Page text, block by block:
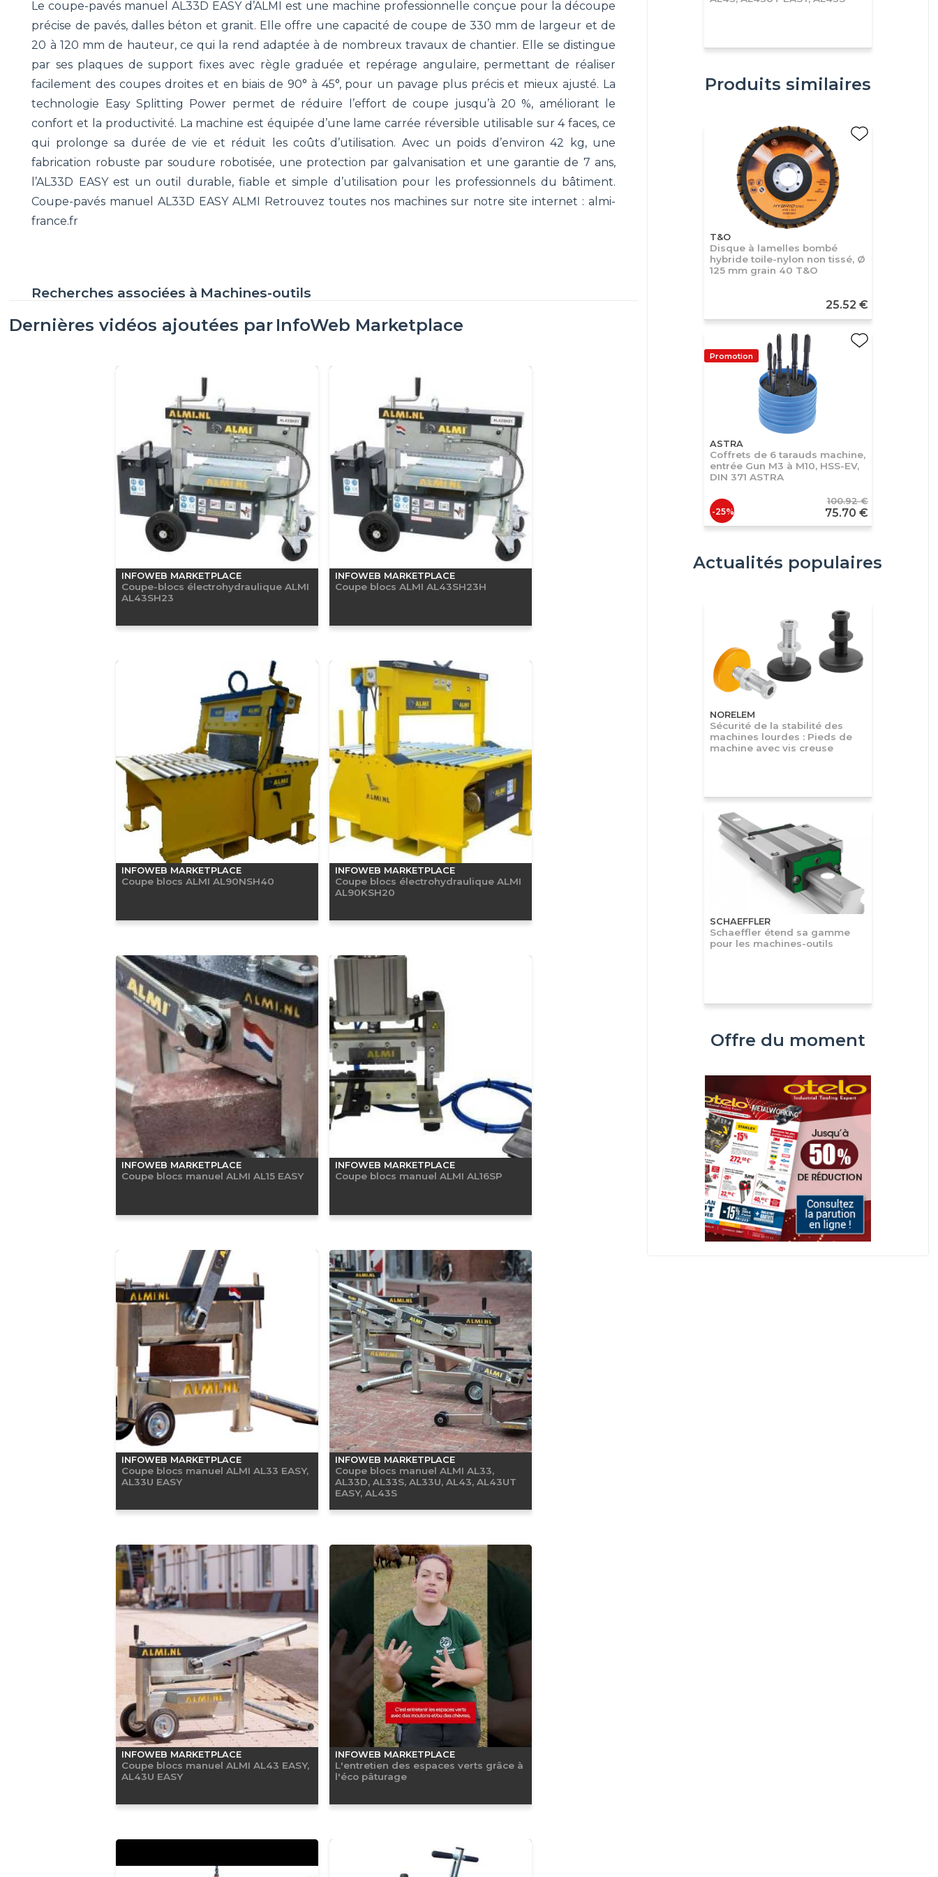
Le coupe-pavés manuel AL33D EASY d’ALMI est une machine professionnelle conçue pour la découpe
précise de pavés, dalles béton et granit. Elle offre une capacité de coupe de 330 mm de largeur et de
20 à 120 mm de hauteur, ce qui la rend adaptée à de nombreux travaux de chantier. Elle se distingue
par ses plaques de support fixes avec règle graduée et repérage angulaire, permettant de réaliser
facilement des coupes droites et en biais de 90° à 45°, pour un pavage plus précis et mieux ajusté. La
technologie Easy Splitting Power permet de réduire l’effort de coupe jusqu’à 20 %, améliorant le
confort et la productivité. La machine est équipée d’une lame carrée réversible utilisable sur 4 faces, ce
qui prolonge sa durée de vie et réduit les coûts d’utilisation. Avec un poids d’environ 42 kg, une
fabrication robuste par soudure robotisée, une protection par galvanisation et une garantie de 7 ans,
l’AL33D EASY est un outil durable, fiable et simple d’utilisation pour les professionnels du bâtiment.
Coupe-pavés manuel AL33D EASY ALMI Retrouvez toutes nos machines sur notre site internet : almi-
france.fr
Recherches associées à Machines-outils
Dernières vidéos ajoutées par InfoWeb Marketplace
INFOWEB MARKETPLACE
Coupe-blocs électrohydraulique ALMI
AL43SH23
INFOWEB MARKETPLACE
Coupe blocs ALMI AL43SH23H
INFOWEB MARKETPLACE
Coupe blocs ALMI AL90NSH40
INFOWEB MARKETPLACE
Coupe blocs électrohydraulique ALMI
AL90KSH20
INFOWEB MARKETPLACE
Coupe blocs manuel ALMI AL15 EASY
INFOWEB MARKETPLACE
Coupe blocs manuel ALMI AL16SP
INFOWEB MARKETPLACE
Coupe blocs manuel ALMI AL33 EASY,
AL33U EASY
INFOWEB MARKETPLACE
Coupe blocs manuel ALMI AL33,
AL33D, AL33S, AL33U, AL43, AL43UT
EASY, AL43S
INFOWEB MARKETPLACE
Coupe blocs manuel ALMI AL43 EASY,
AL43U EASY
INFOWEB MARKETPLACE
L'entretien des espaces verts grâce à
l'éco pâturage
Produits similaires
T&O
Disque à lamelles bombé
hybride toile-nylon non tissé, Ø
125 mm grain 40 T&O
25.52 €
Promotion
-25%
ASTRA
Coffrets de 6 tarauds machine,
entrée Gun M3 à M10, HSS-EV,
DIN 371 ASTRA
100.92 €
75.70 €
Actualités populaires
NORELEM
Sécurité de la stabilité des
machines lourdes : Pieds de
machine avec vis creuse
SCHAEFFLER
Schaeffler étend sa gamme
pour les machines-outils
Offre du moment